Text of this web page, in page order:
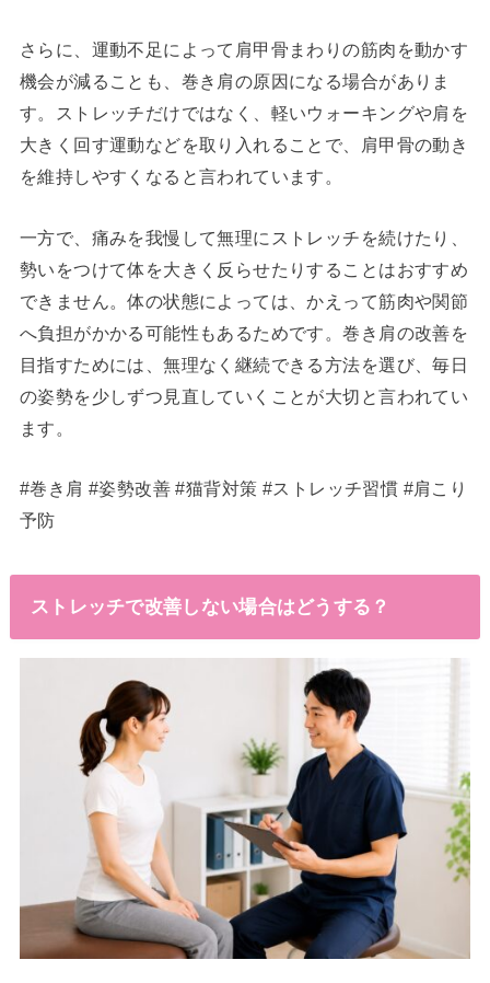
さらに、運動不足によって肩甲骨まわりの筋肉を動かす
機会が減ることも、巻き肩の原因になる場合がありま
す。ストレッチだけではなく、軽いウォーキングや肩を
大きく回す運動などを取り入れることで、肩甲骨の動き
を維持しやすくなると言われています。
一方で、痛みを我慢して無理にストレッチを続けたり、
勢いをつけて体を大きく反らせたりすることはおすすめ
できません。体の状態によっては、かえって筋肉や関節
へ負担がかかる可能性もあるためです。巻き肩の改善を
目指すためには、無理なく継続できる方法を選び、毎日
の姿勢を少しずつ見直していくことが大切と言われてい
ます。
#巻き肩 #姿勢改善 #猫背対策 #ストレッチ習慣 #肩こり
予防
ストレッチで改善しない場合はどうする？